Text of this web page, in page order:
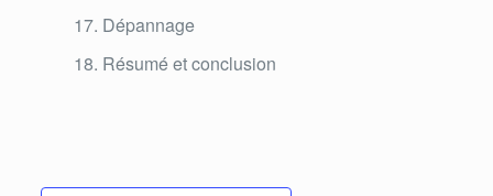
Dépannage
Résumé et conclusion